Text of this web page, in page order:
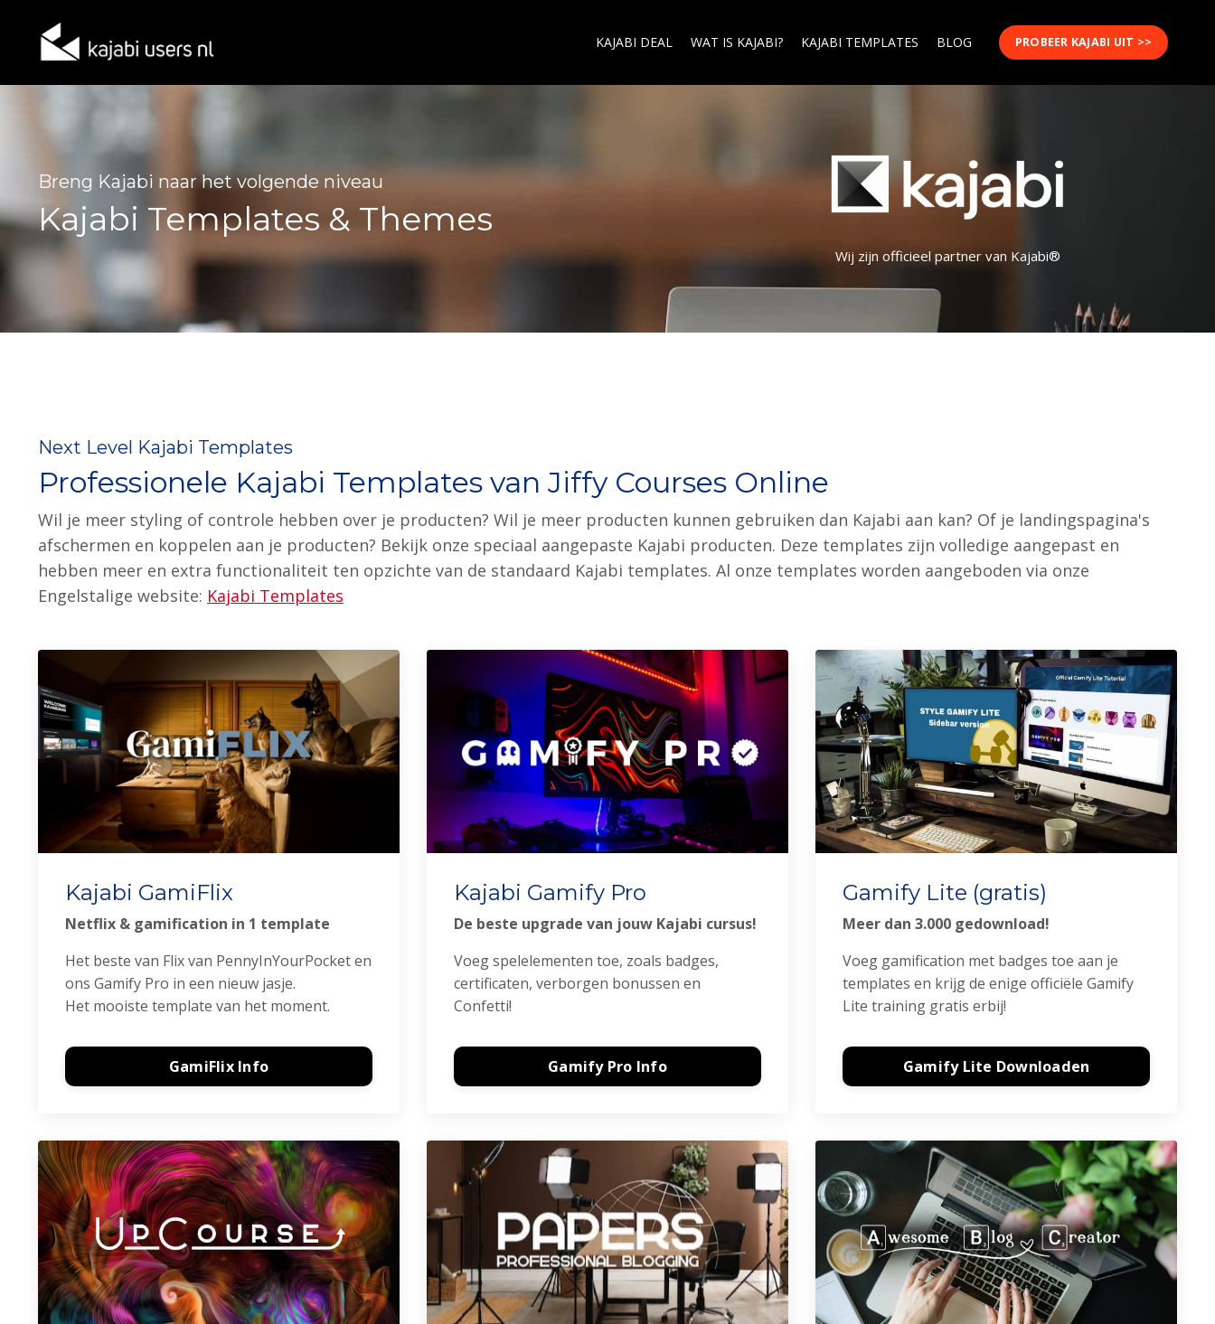
KAJABI DEAL WAT IS KAJABI? KAJABI TEMPLATES BLOG PROBEER KAJABI UIT >>
Breng Kajabi naar het volgende niveau
Kajabi Templates & Themes
Wij zijn officieel partner van Kajabi®
Next Level Kajabi Templates
Professionele Kajabi Templates van Jiffy Courses Online
Wil je meer styling of controle hebben over je producten? Wil je meer producten kunnen gebruiken dan Kajabi aan kan? Of je landingspagina's
afschermen en koppelen aan je producten? Bekijk onze speciaal aangepaste Kajabi producten. Deze templates zijn volledige aangepast en
hebben meer en extra functionaliteit ten opzichte van de standaard Kajabi templates. Al onze templates worden aangeboden via onze
Engelstalige website: Kajabi Templates
Kajabi GamiFlix
Netflix & gamification in 1 template
Het beste van Flix van PennyInYourPocket en
ons Gamify Pro in een nieuw jasje.
Het mooiste template van het moment.
GamiFlix Info
Kajabi Gamify Pro
De beste upgrade van jouw Kajabi cursus!
Voeg spelelementen toe, zoals badges,
certificaten, verborgen bonussen en
Confetti!
Gamify Pro Info
Gamify Lite (gratis)
Meer dan 3.000 gedownload!
Voeg gamification met badges toe aan je
templates en krijg de enige officiële Gamify
Lite training gratis erbij!
Gamify Lite Downloaden